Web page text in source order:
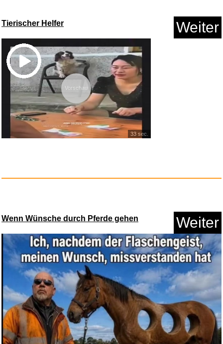
Anzeige
Bekleidungsdampfer Mitt-dreisc...
Tierischer Helfer Weiter
Vorschau
33 sec.
Wenn Wünsche durch Pferde gehen Weiter